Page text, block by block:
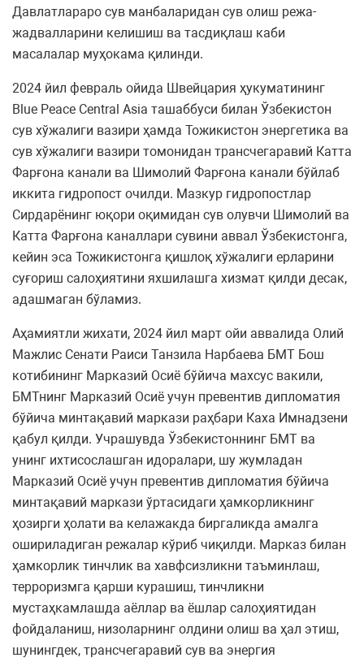
Давлатлараро сув манбаларидан сув олиш режа-
жадвалларини келишиш ва тасдиқлаш каби
масалалар муҳокама қилинди.
2024 йил февраль ойида Швейцария ҳукуматининг
Blue Peace Central Asia ташаббуси билан Ўзбекистон
сув хўжалиги вазири ҳамда Тожикистон энергетика ва
сув хўжалиги вазири томонидан трансчегаравий Катта
Фарғона канали ва Шимолий Фарғона канали бўйлаб
иккита гидропост очилди. Мазкур гидропостлар
Сирдарёнинг юқори оқимидан сув олувчи Шимолий ва
Катта Фарғона каналлари сувини аввал Ўзбекистонга,
кейин эса Тожикистонга қишлоқ хўжалиги ерларини
суғориш салоҳиятини яхшилашга хизмат қилди десак,
адашмаган бўламиз.
Аҳамиятли жихати, 2024 йил март ойи аввалида Олий
Мажлис Сенати Раиси Танзила Нарбаева БМТ Бош
котибининг Марказий Осиё бўйича махсус вакили,
БМТнинг Марказий Осиё учун превентив дипломатия
бўйича минтақавий маркази раҳбари Каха Имнадзени
қабул қилди. Учрашувда Ўзбекистоннинг БМТ ва
унинг ихтисослашган идоралари, шу жумладан
Марказий Осиё учун превентив дипломатия бўйича
минтақавий маркази ўртасидаги ҳамкорликнинг
ҳозирги ҳолати ва келажакда биргаликда амалга
ошириладиган режалар кўриб чиқилди. Марказ билан
ҳамкорлик тинчлик ва хавфсизликни таъминлаш,
терроризмга қарши курашиш, тинчликни
мустаҳкамлашда аёллар ва ёшлар салоҳиятидан
фойдаланиш, низоларнинг олдини олиш ва ҳал этиш,
шунингдек, трансчегаравий сув ва энергия